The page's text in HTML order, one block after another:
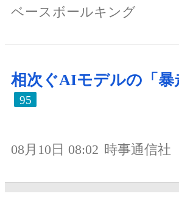
ベースボールキング
相次ぐAIモデルの「暴
95
08月10日 08:02 時事通信社